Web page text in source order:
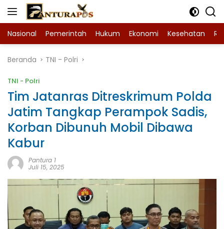
Langsung
Nasional Pemerintah Hukum Ekonomi Kesehatan
Beranda TNI - Polri
TNI - Polri
Tim Jatanras Ditreskrimum Polda
Jatim Tangkap Perampok Sadis,
Korban Dibunuh Mobil Dibawa
Kabur
Pantura 1
Juli 15, 2025